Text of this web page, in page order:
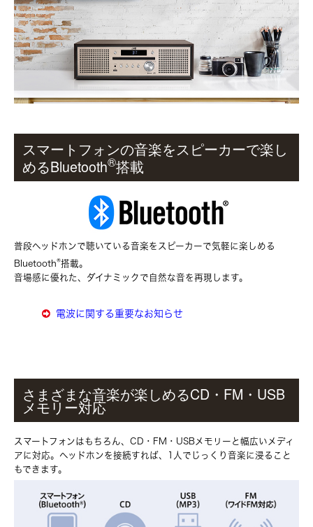
スマートフォンの音楽をスピーカーで楽し
めるBluetooth®搭載
普段ヘッドホンで聴いている音楽をスピーカーで気軽に楽しめる
Bluetooth®搭載。
音場感に優れた、ダイナミックで自然な音を再現します。
電波に関する重要なお知らせ
さまざまな音楽が楽しめるCD・FM・USB
メモリー対応
スマートフォンはもちろん、CD・FM・USBメモリーと幅広いメディ
アに対応。ヘッドホンを接続すれば、1人でじっくり音楽に浸ること
もできます。